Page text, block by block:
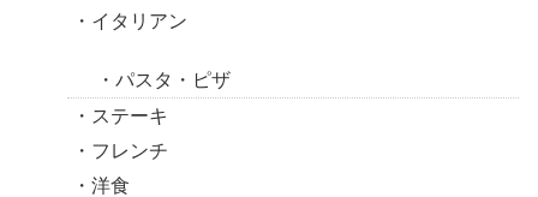
イタリアン
パスタ・ピザ
ステーキ
フレンチ
洋食